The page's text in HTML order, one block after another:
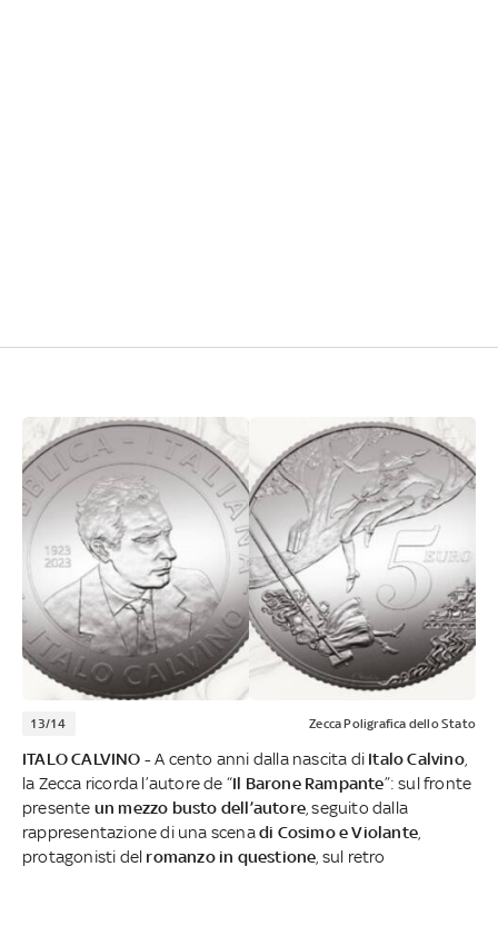
13/14 Zecca Poligrafica dello Stato
ITALO CALVINO -A cento anni dalla nascita di Italo Calvino,
la Zecca ricorda l’autore de “Il Barone Rampante”: sul fronte
presente un mezzo busto dell’autore , seguito dalla
rappresentazione di una scenadi Cosimo e Violante
protagonisti del romanzo in questione , sul retro